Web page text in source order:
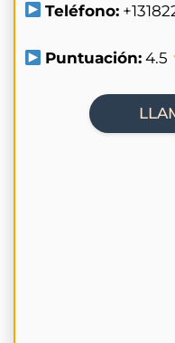
Teléfono:
Puntuación: 4.5